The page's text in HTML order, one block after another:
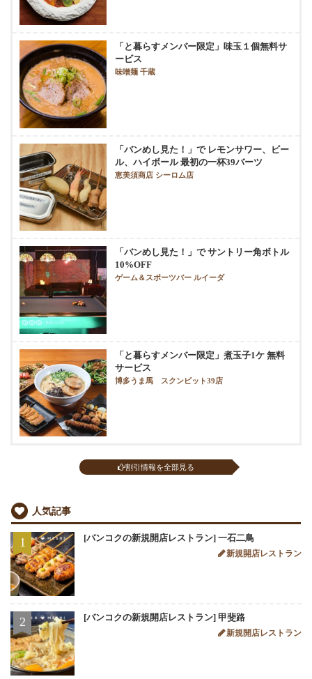
「と暮らすメンバー限定」味玉１個無料サ
ービス
味噌麺 千蔵
「バンめし見た！」で レモンサワー、ビー
ル、ハイボール 最初の一杯39バーツ
恵美須商店 シーロム店
「バンめし見た！」で サントリー角ボトル
10%OFF
ゲーム＆スポーツバー ルイーダ
「と暮らすメンバー限定」煮玉子1ケ 無料
サービス
博多うま馬 スクンビット39店
割引情報を全部見る
人気記事
1 [バンコクの新規開店レストラン] 一石二鳥
新規開店レストラン
2 [バンコクの新規開店レストラン] 甲斐路
新規開店レストラン